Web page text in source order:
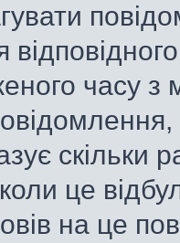
часу
скільки
це
на це